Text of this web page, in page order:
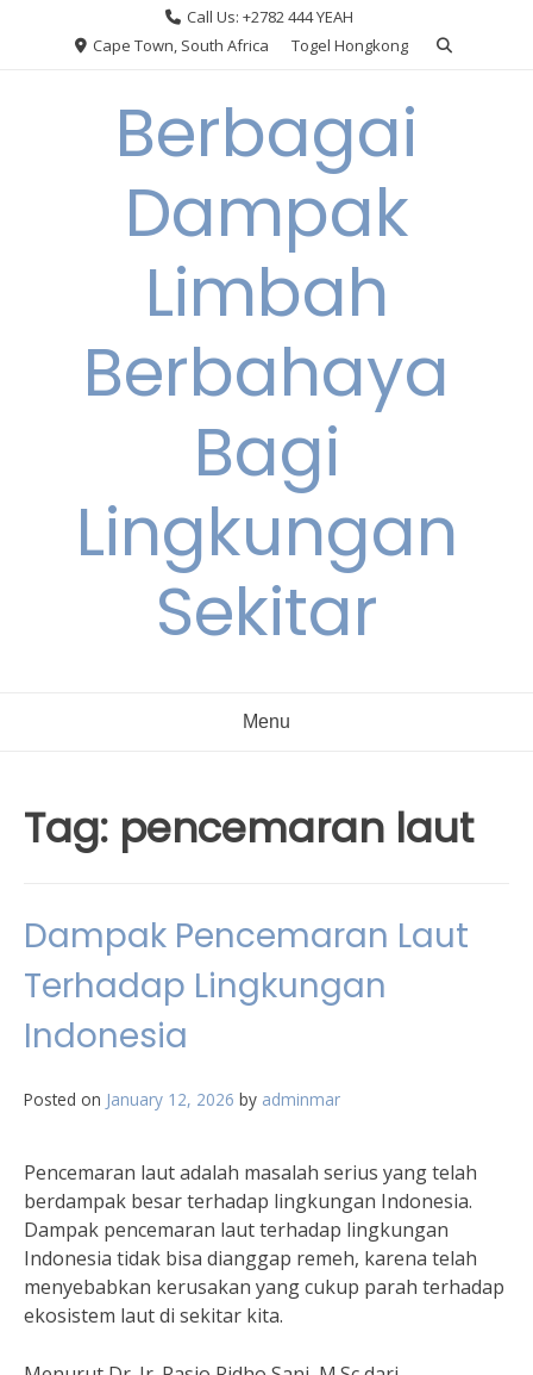
Call Us: +2782 444 YEAH
Cape Town, South Africa
Togel Hongkong
Berbagai
Dampak
Limbah
Berbahaya
Bagi
Lingkungan
Sekitar
Menu
Tag: pencemaran laut
Dampak Pencemaran Laut
Terhadap Lingkungan
Indonesia
Posted on January 12, 2026 by adminmar
Pencemaran laut adalah masalah serius yang telah
berdampak besar terhadap lingkungan Indonesia.
Dampak pencemaran laut terhadap lingkungan
Indonesia tidak bisa dianggap remeh, karena telah
menyebabkan kerusakan yang cukup parah terhadap
ekosistem laut di sekitar kita.